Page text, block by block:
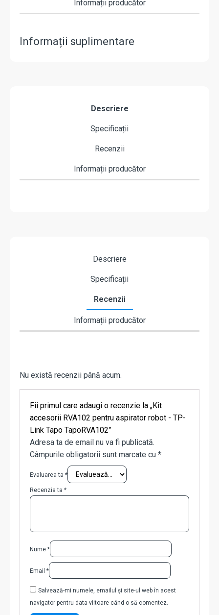
Informații producător
Informații suplimentare
Descriere
Specificații
Recenzii
Informații producător
Descriere
Specificații
Recenzii
Informații producător
Nu există recenzii până acum.
Fii primul care adaugi o recenzie la „Kit
accesorii RVA102 pentru aspirator robot - TP-
Link Tapo TapoRVA102”
Adresa ta de email nu va fi publicată.
Câmpurile obligatorii sunt marcate cu *
Evaluarea ta *
Recenzia ta *
Nume *
Email *
Salvează-mi numele, emailul și site-ul web în acest
navigator pentru data viitoare când o să comentez.